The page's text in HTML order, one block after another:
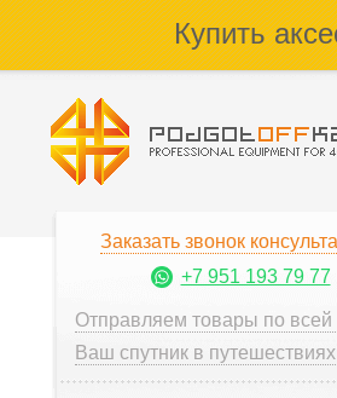
Купить
Заказать звонок
+7 951 193 79 77
Отправляем товары по всей
Ваш спутник в